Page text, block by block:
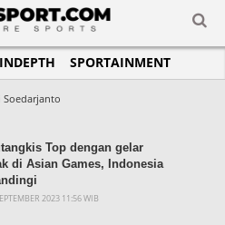
INDEPTH SPORTAINMENT
Soedarjanto
Top dengan gelar
di Asian Games, Indonesia
2023 11:56 WIB